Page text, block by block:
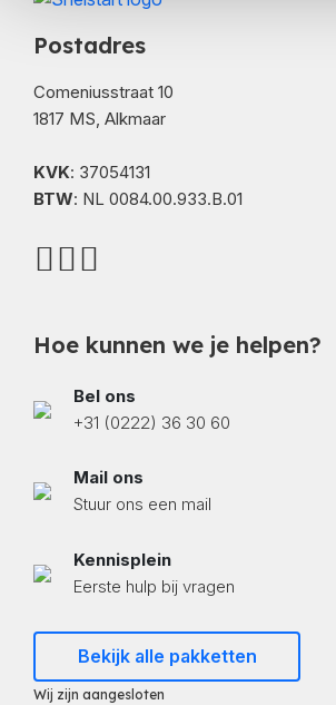
Postadres
Comeniusstraat 10
1817 MS, Alkmaar
KVK: 37054131
BTW: NL 0084.00.933.B.01
Hoe kunnen we je helpen?
Bel ons
+31 (0222) 36 30 60
Mail ons
Stuur ons een mail
Kennisplein
Eerste hulp bij vragen
Bekijk alle pakketten
Wij zijn aangesloten